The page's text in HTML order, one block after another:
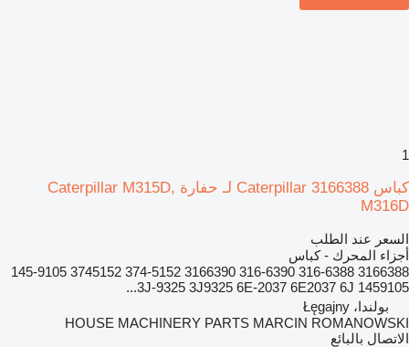
1
كباس Caterpillar 3166388 لـ حفارة Caterpillar M315D,
M316D
السعر عند الطلب
أجزاء المحرك - كباس
3166388 316-6388 316-6390 3166390 374-5152 3745152 145-9105
1459105 3J-9325 3J9325 6E-2037 6E2037 6J...
بولندا، Łęgajny
HOUSE MACHINERY PARTS MARCIN ROMANOWSKI
الاتصال بالبائع